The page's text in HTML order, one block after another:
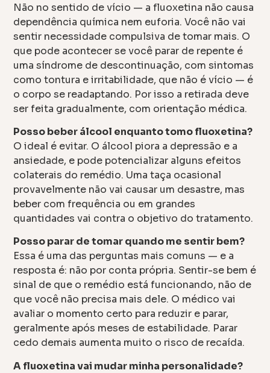
Não no sentido de vício — a fluoxetina não causa
dependência química nem euforia. Você não vai
sentir necessidade compulsiva de tomar mais. O
que pode acontecer se você parar de repente é
uma síndrome de descontinuação, com sintomas
como tontura e irritabilidade, que não é vício — é
o corpo se readaptando. Por isso a retirada deve
ser feita gradualmente, com orientação médica.
Posso beber álcool enquanto tomo fluoxetina?
O ideal é evitar. O álcool piora a depressão e a
ansiedade, e pode potencializar alguns efeitos
colaterais do remédio. Uma taça ocasional
provavelmente não vai causar um desastre, mas
beber com frequência ou em grandes
quantidades vai contra o objetivo do tratamento.
Posso parar de tomar quando me sentir bem?
Essa é uma das perguntas mais comuns — e a
resposta é: não por conta própria. Sentir-se bem é
sinal de que o remédio está funcionando, não de
que você não precisa mais dele. O médico vai
avaliar o momento certo para reduzir e parar,
geralmente após meses de estabilidade. Parar
cedo demais aumenta muito o risco de recaída.
A fluoxetina vai mudar minha personalidade?